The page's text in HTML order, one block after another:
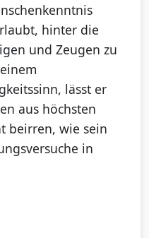
hinter die
und Zeugen zu
lässt er
aus höchsten
beirren, wie sein
in